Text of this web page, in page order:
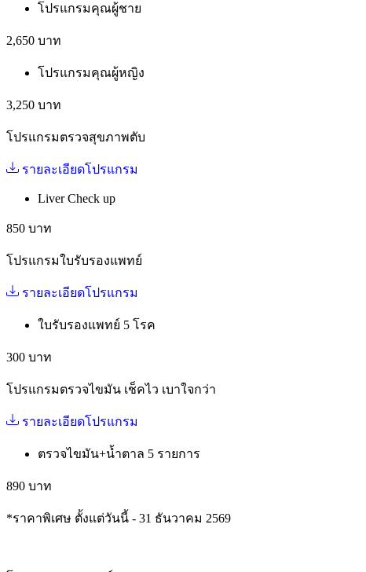
โปรแกรมคุณผู้ชาย
2,650 บาท
โปรแกรมคุณผู้หญิง
3,250 บาท
โปรแกรมตรวจสุขภาพตับ
รายละเอียดโปรแกรม
Liver Check up​
850 บาท
โปรแกรมใบรับรองแพทย์
รายละเอียดโปรแกรม
ใบรับรองแพทย์ 5 โรค
300 บาท
โปรแกรมตรวจไขมัน เช็คไว เบาใจกว่า
รายละเอียดโปรแกรม
ตรวจไขมัน+น้ำตาล 5 รายการ
890 บาท
*ราคาพิเศษ ตั้งแต่วันนี้ - 31 ธันวาคม 2569